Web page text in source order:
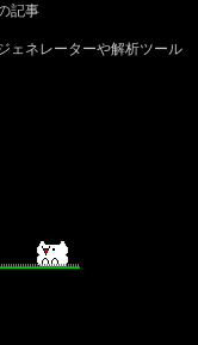
記事
ェネレーターや解析ツール